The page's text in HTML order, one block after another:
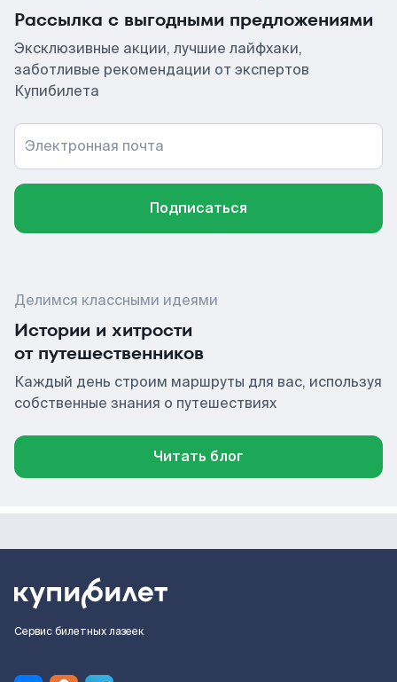
Рассылка с выгодными предложениями
Эксклюзивные акции, лучшие лайфхаки,
заботливые рекомендации от экспертов
Купибилета
Электронная почта
Подписаться
Делимся классными идеями
Истории и хитрости
от путешественников
Каждый день строим маршруты для вас, используя
собственные знания о путешествиях
Читать блог
Сервис билетных лазеек